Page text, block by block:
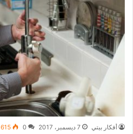
أفكار بيتي 7 ديسمبر، 2017 0
615